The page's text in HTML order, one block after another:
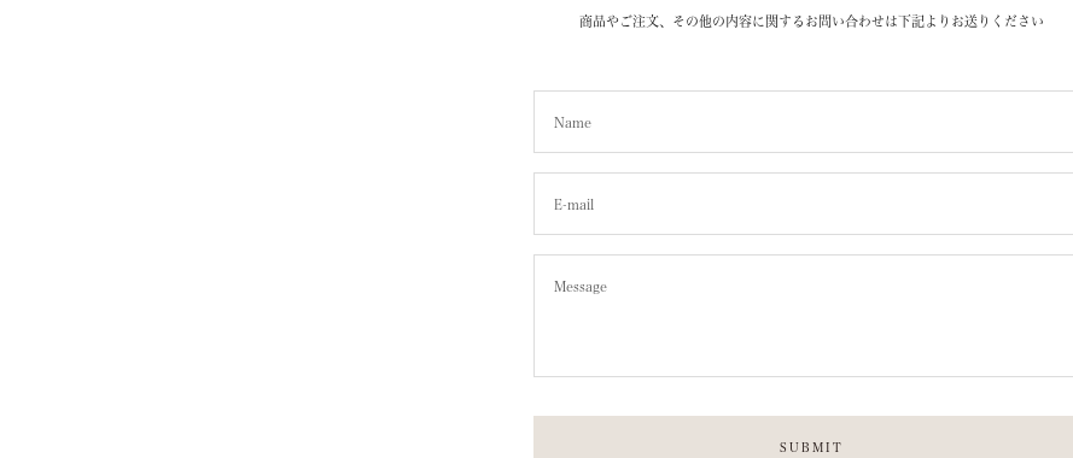
商品やご注文、その他の内容に関するお問い合わせは下記よりお送りください
Name
E-mail
Message
SUBMIT